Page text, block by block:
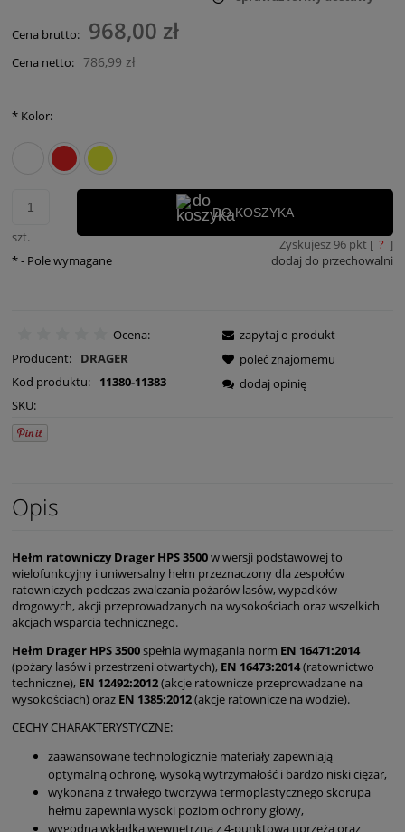
Cena brutto: 968,00 zł
Cena netto: 786,99 zł
* Kolor:
szt.
DO KOSZYKA
Zyskujesz 96pkt [ ? ]
dodaj do przechowalni
*- Pole wymagane
Ocena:
Producent:
DRAGER
Kod produktu:
11380-11383
SKU:
zapytaj o produkt
poleć znajomemu
dodaj opinię
Opis
Hełm ratowniczy Drager HPS 3500w wersji podstawowej to
wielofunkcyjny i uniwersalny hełm przeznaczony dla zespołów
ratowniczych podczas zwalczania pożarów lasów, wypadków
drogowych, akcji przeprowadzanych na wysokościach oraz wszelkich
akcjach wsparcia technicznego.
Hełm Drager HPS 3500spełnia wymagania norm EN 16471:2014
(pożary lasów i przestrzeni otwartych), EN 16473:2014(ratownictwo
techniczne), EN 12492:2012(akcje ratownicze przeprowadzane na
wysokościach) oraz EN 1385:2012(akcje ratownicze na wodzie).
CECHY CHARAKTERYSTYCZNE:
zaawansowane technologicznie materiały zapewniają
optymalną ochronę, wysoką wytrzymałość i bardzo niski ciężar,
wykonana z trwałego tworzywa termoplastycznego skorupa
hełmu zapewnia wysoki poziom ochrony głowy,
wygodna wkładka wewnętrzna z 4-punktową uprzężą oraz